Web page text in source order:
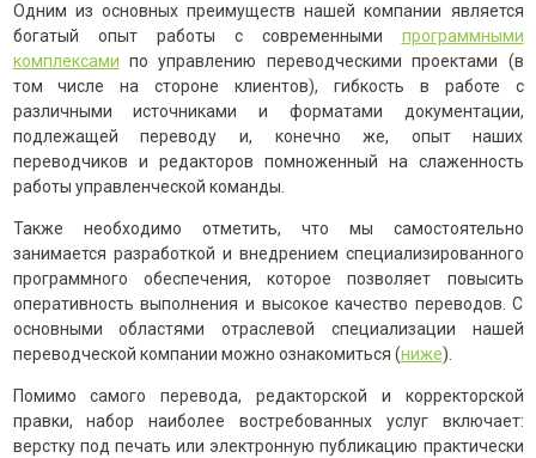
Одним из основных преимуществ нашей компании является
богатый опыт работы с современными программными
комплексами по управлению переводческими проектами (в
том числе на стороне клиентов), гибкость в работе с
различными источниками и форматами документации,
подлежащей переводу и, конечно же, опыт наших
переводчиков и редакторов помноженный на слаженность
работы управленческой команды.
Также необходимо отметить, что мы самостоятельно
занимается разработкой и внедрением специализированного
программного обеспечения, которое позволяет повысить
оперативность выполнения и высокое качество переводов. С
основными областями отраслевой специализации нашей
переводческой компании можно ознакомиться (ниже).
Помимо самого перевода, редакторской и корректорской
правки, набор наиболее востребованных услуг включает:
верстку под печать или электронную публикацию практически